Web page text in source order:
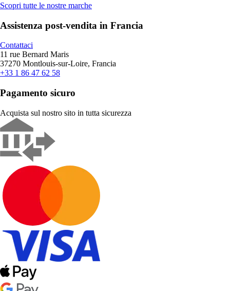
Scopri tutte le nostre marche
Assistenza post-vendita in Francia
Contattaci
11 rue Bernard Maris
37270 Montlouis-sur-Loire, Francia
+33 1 86 47 62 58
Pagamento sicuro
Acquista sul nostro sito in tutta sicurezza